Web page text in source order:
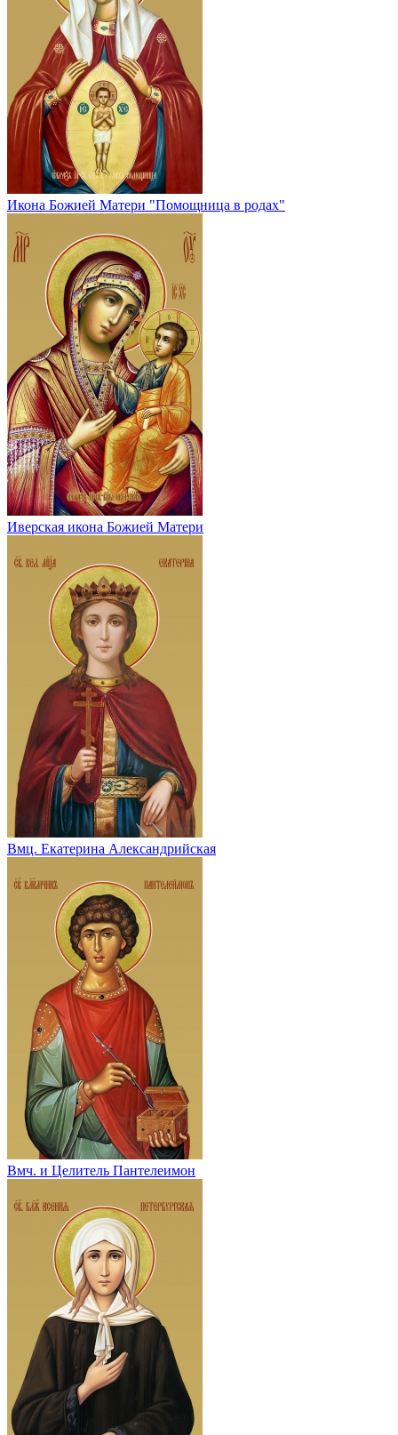
Икона Божией Матери "Помощница в родах"
Иверская икона Божией Матери
Вмц. Екатерина Александрийская
Вмч. и Целитель Пантелеимон